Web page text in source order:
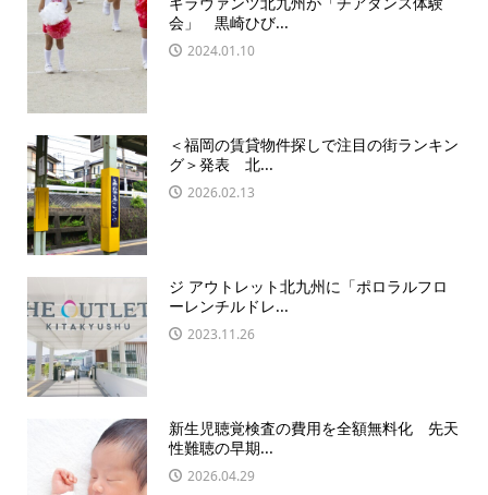
会」 黒崎ひび...
2024.01.10
＜福岡の賃貸物件探しで注目の街ランキン
グ＞発表 北...
2026.02.13
ジ アウトレット北九州に「ポロラルフロ
ーレンチルドレ...
2023.11.26
新生児聴覚検査の費用を全額無料化 先天
性難聴の早期...
2026.04.29